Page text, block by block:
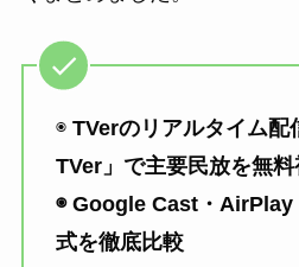
◉ TVerのリアルタイム配
TVer」で主要民放を無
◉ Google Cast・
式を徹底比較